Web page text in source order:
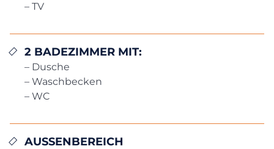
– TV
2 BADEZIMMER MIT:
– Dusche
– Waschbecken
– WC
AUSSENBEREICH